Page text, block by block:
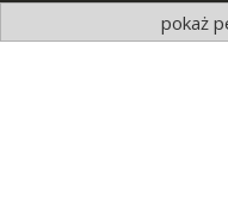
pokaż